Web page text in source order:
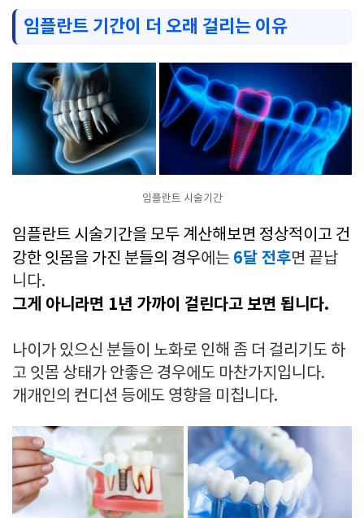
임플란트 기간이 더 오래 걸리는 이유
임플란트 시술기간
임플란트 시술기간을 모두 계산해보면 정상적이고 건
강한 잇몸을 가진 분들의 경우에는 6달 전후면 끝납
니다.
그게 아니라면 1년 가까이 걸린다고 보면 됩니다.
나이가 있으신 분들이 노화로 인해 좀 더 걸리기도 하
고 잇몸 상태가 안좋은 경우에도 마찬가지입니다.
개개인의 컨디션 등에도 영향을 미칩니다.